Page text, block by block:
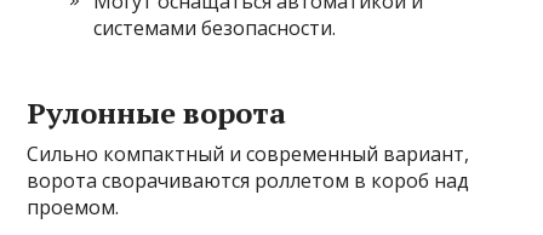
системами безопасности.
Рулонные ворота
Сильно компактный и современный вариант,
ворота сворачиваются роллетом в короб над
проемом.